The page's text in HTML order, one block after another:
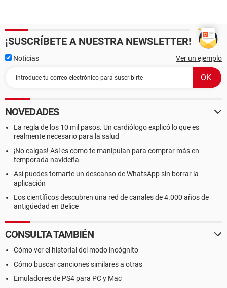
¡SUSCRÍBETE A NUESTRA NEWSLETTER!
Noticias Ver un ejemplo
NOVEDADES
La regla de los 10 mil pasos. Un cardiólogo explicó lo que es
realmente necesario para la salud
¡No caigas! Así es como te manipulan para comprar más en
temporada navideña
Así puedes tomarte un descanso de WhatsApp sin borrar la
aplicación
Los científicos descubren una red de canales de 4.000 años de
antigüedad en Belice
CONSULTA TAMBIÉN
Cómo ver el historial del modo incógnito
Cómo buscar canciones similares a otras
Emuladores de PS4 para PC y Mac